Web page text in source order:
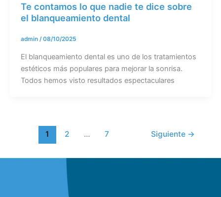
Te contamos lo que nadie te dice sobre
el blanqueamiento dental
admin /08/10/2025
El blanqueamiento dental es uno de los tratamientos
estéticos más populares para mejorar la sonrisa.
Todos hemos visto resultados espectaculares
1 2 … 7 Siguiente →